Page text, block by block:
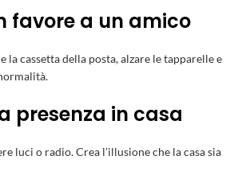
favore a un amico
la cassetta della posta, alzare le tapparelle e
presenza in casa
luci o radio. Crea l’illusione che la casa sia